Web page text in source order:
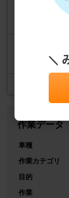
つい
2024
2024
作業データ
車種
作業カテゴリ
目的
作業